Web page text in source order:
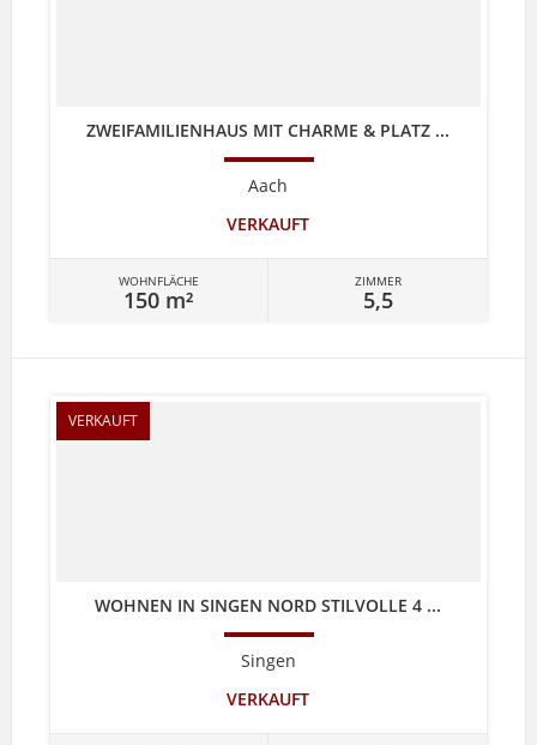
ZWEIFAMILIENHAUS MIT CHARME & PLATZ ...
Aach
VERKAUFT
WOHNFLÄCHE
150 m²
ZIMMER
5,5
VERKAUFT
WOHNEN IN SINGEN NORD STILVOLLE 4 ...
Singen
VERKAUFT